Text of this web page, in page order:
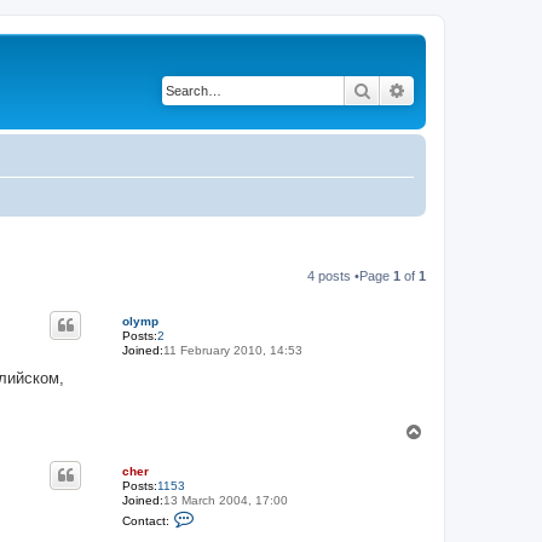
Search
4 posts •Page 1 of 1
olymp
Posts:2
Joined:11 February 2010, 14:53
cher
Posts:1153
Joined:13 March 2004, 17:00
Contact: